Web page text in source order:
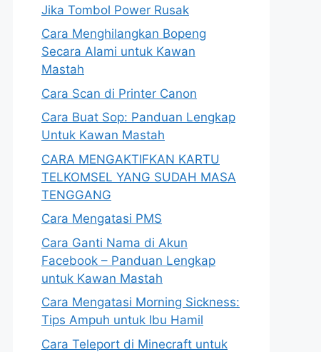
Jika Tombol Power Rusak
Cara Menghilangkan Bopeng
Secara Alami untuk Kawan
Mastah
Cara Scan di Printer Canon
Cara Buat Sop: Panduan Lengkap
Untuk Kawan Mastah
CARA MENGAKTIFKAN KARTU
TELKOMSEL YANG SUDAH MASA
TENGGANG
Cara Mengatasi PMS
Cara Ganti Nama di Akun
Facebook – Panduan Lengkap
untuk Kawan Mastah
Cara Mengatasi Morning Sickness:
Tips Ampuh untuk Ibu Hamil
Cara Teleport di Minecraft untuk